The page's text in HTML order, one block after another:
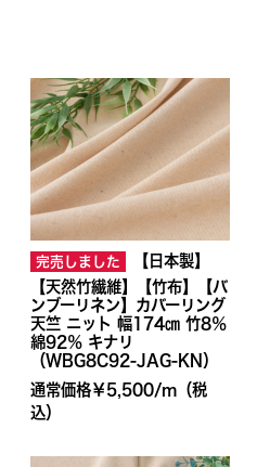
完売しました
【日本製】
【天然竹繊維】【竹布】【バ
ンブーリネン】カバーリング
天竺 ニット 幅174㎝ 竹8％
綿92％ キナリ
（WBG8C92-JAG-KN）
通常価格￥5,500/ｍ （税
込）